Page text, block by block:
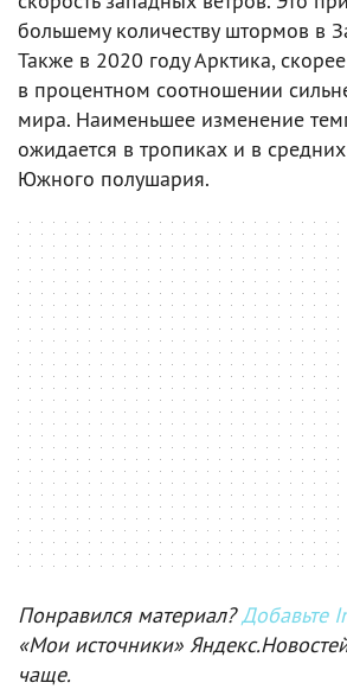
большему количеству штормов в
Также в 2020 году Арктика, скорее
в процентном соотношении
мира. Наименьшее изменение
ожидается в тропиках и в
Южного полушария.
Понравился материал?Добавьте
«Мои источники»
чаще.